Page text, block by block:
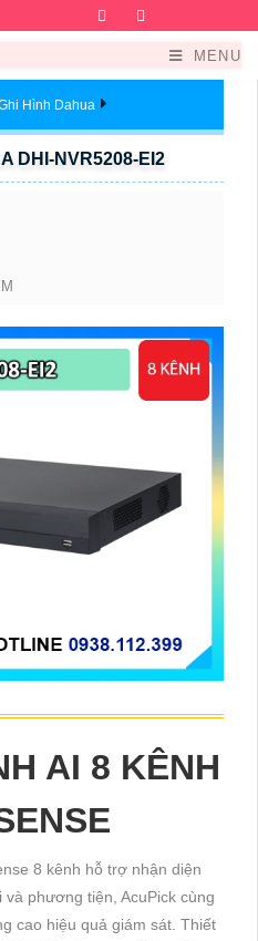
Facebook
MENU
Hình Dahua
DHI-NVR5208-EI2
AI 8 KÊNH
8 kênh hỗ trợ nhận diện
phương tiện, AcuPick cùng
cao hiệu quả giám sát. Thiết